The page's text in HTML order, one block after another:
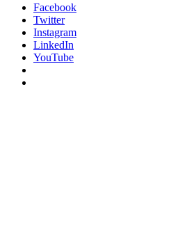
Facebook
Twitter
Instagram
LinkedIn
YouTube